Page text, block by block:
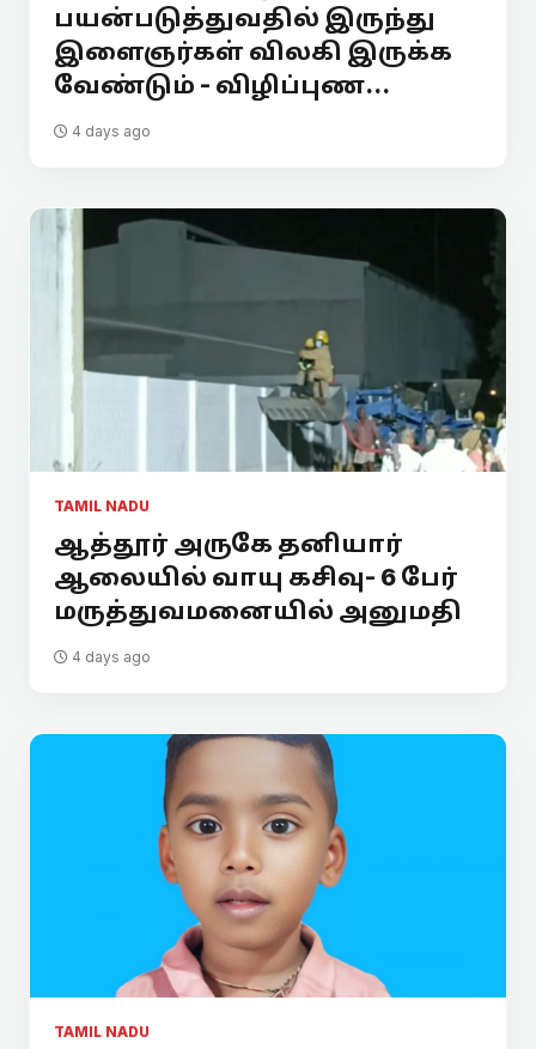
பயன்படுத்துவதில் இருந்து
இளைஞர்கள் விலகி இருக்க
வேண்டும் - விழிப்புண...
4 days ago
TAMIL NADU
ஆத்தூர் அருகே தனியார்
ஆலையில் வாயு கசிவு- 6 பேர்
மருத்துவமனையில் அனுமதி
4 days ago
TAMIL NADU